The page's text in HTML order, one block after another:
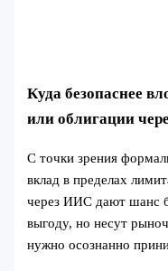
Куда безопаснее
или облигации
С точки зрения
вклад в пределах
через ИИС дают шанс
выгоду, но несут
нужно осознанно